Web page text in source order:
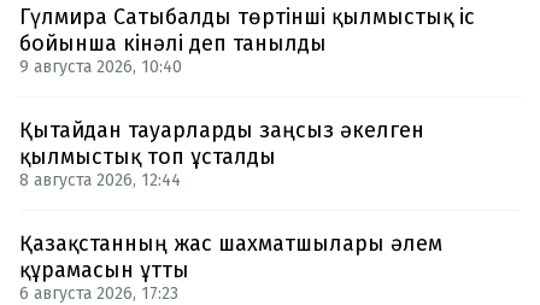
Гүлмира Сатыбалды төртінші қылмыстық іс
бойынша кінәлі деп танылды
9 августа 2026, 10:40
Қытайдан тауарларды заңсыз әкелген
қылмыстық топ ұсталды
8 августа 2026, 12:44
Қазақстанның жас шахматшылары әлем
құрамасын ұтты
6 августа 2026, 17:23